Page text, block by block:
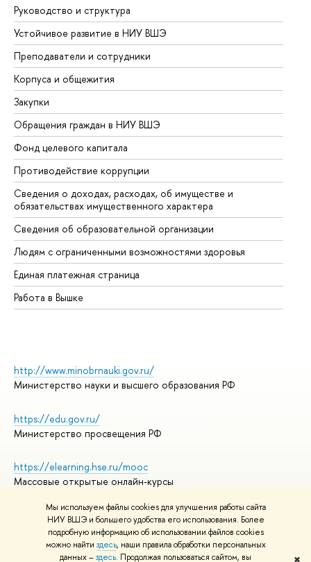
Мы используем файлы cookies для улучшения работы сайта
НИУ ВШЭ и большего удобства его использования. Более
подробную информацию об использовании файлов cookies
можно найти здесь, наши правила обработки персональных
данных –здесь. Продолжая пользоваться сайтом, вы
Руководство и структура
Устойчивое развитие в НИУ ВШЭ
Преподаватели и сотрудники
Корпуса и общежития
Закупки
Обращения граждан в НИУ ВШЭ
Фонд целевого капитала
Противодействие коррупции
Сведения о доходах, расходах, об имуществе и
обязательствах имущественного характера
Сведения об образовательной организации
Людям с ограниченными возможностями здоровья
Единая платежная страница
Работа в Вышке
http://www.minobrnauki.gov.ru/
Министерство науки и высшего образования РФ
https://edu.gov.ru/
Министерство просвещения РФ
https://elearning.hse.ru/mooc
Массовые открытые онлайн-курсы
© НИУ ВШЭ 1993–2026
Адреса и контакты
Условия использования материалов